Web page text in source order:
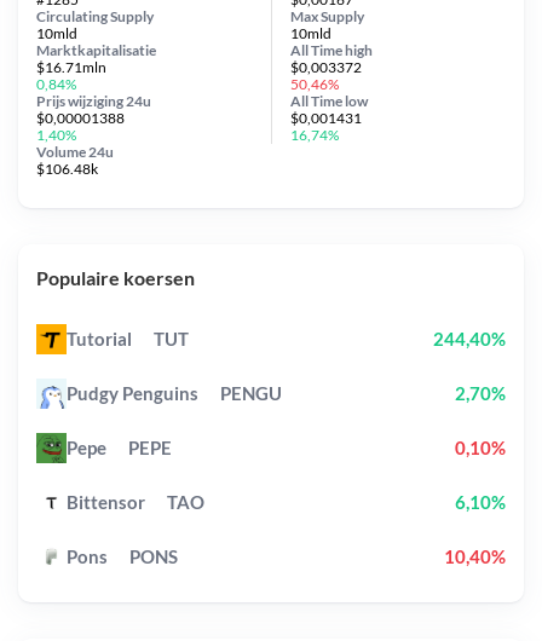
Circulating Supply
10mld
Prijs wijziging 24u
$0,00001388
1,40%
Max Supply
10mld
Marktkapitalisatie
$16.71mln
0,84%
Volume 24u
$106.48k
All Timehigh
$0,003372
50,46%
All Time low
$0,001431
16,74%
Populaire koersen
Tutorial TUT 244,40%
Pudgy Penguins PENGU 2,70%
Pepe PEPE 0,10%
Bittensor TAO 6,10%
Pons PONS 10,40%